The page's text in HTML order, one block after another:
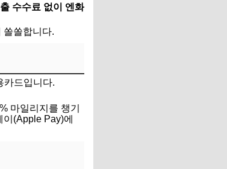
수수료 없이 엔화
쏠쏠합니다.
카드입니다.
마일리지를 챙기
(Apple Pay)에